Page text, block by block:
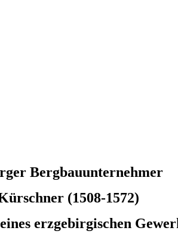
Bergbauunternehmer
(1508-1572)
erzgebirgischen